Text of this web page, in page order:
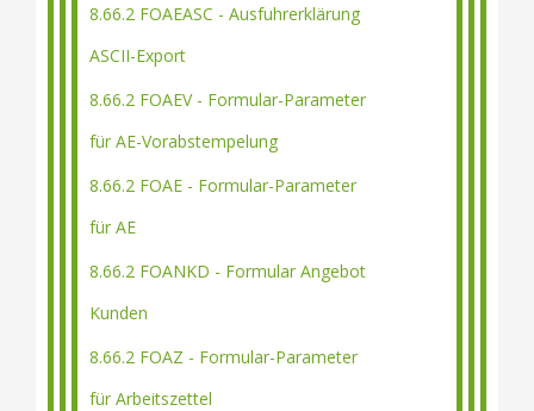
8.66.2 FOAEASC - Ausfuhrerklärung
ASCII-Export
8.66.2 FOAEV - Formular-Parameter
für AE-Vorabstempelung
8.66.2 FOAE - Formular-Parameter
für AE
8.66.2 FOANKD - Formular Angebot
Kunden
8.66.2 FOAZ - Formular-Parameter
für Arbeitszettel